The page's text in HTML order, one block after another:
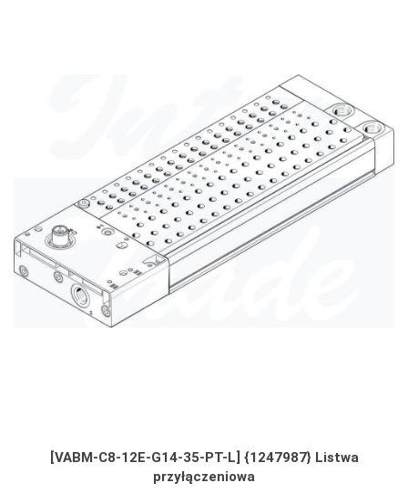
[VABM-C8-12E-G14-35-PT-L] {1247987} Listwa
przyłączeniowa